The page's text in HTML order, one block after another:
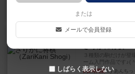
街は各プレイヤーの
約2時間前
ルール/インスト
３種類の駒だけが登
ーム入門作品です♪(
約2時間前by あんちっ
または
メールで会員登録
しばらく表示しない